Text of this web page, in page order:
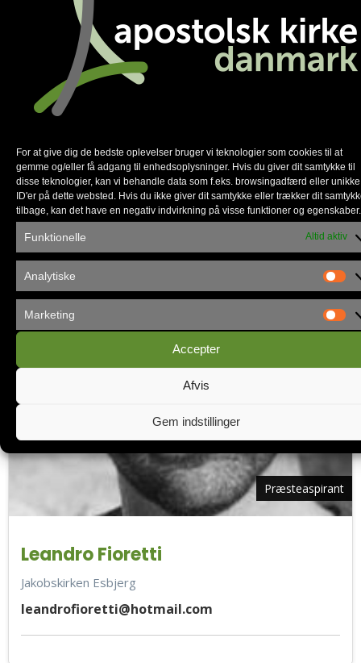
For at give dig de bedste oplevelser bruger vi teknologier som cookies til at
gemme og/eller få adgang til enhedsoplysninger. Hvis du giver dit samtykke til
disse teknologier, kan vi behandle data som f.eks. browsingadfærd eller unikke
ID'er på dette websted. Hvis du ikke giver dit samtykke eller trækker dit
tilbage, kan det have en negativ indvirkning på visse funktioner og egenskaber.
Funktionelle Altid aktiv
Analytiske
Marketing
Accepter
Afvis
Gem indstillinger
Léa Jéquier
Københavns Frikirke
leaj@kbhfrikirke.dk
Præsteaspirant
Leandro Fioretti
Jakobskirken Esbjerg
leandrofioretti@hotmail.com